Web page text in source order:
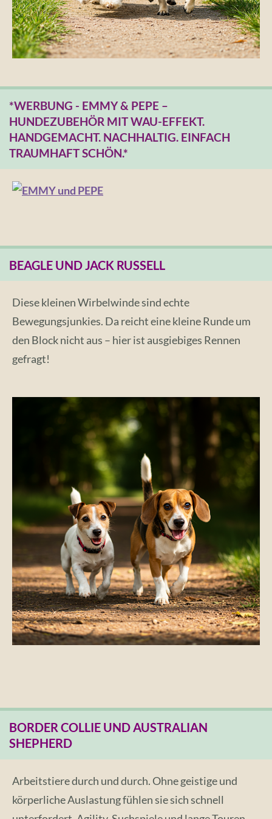
*WERBUNG - EMMY & PEPE –
HUNDEZUBEHÖR MIT WAU-EFFEKT.
HANDGEMACHT. NACHHALTIG. EINFACH
TRAUMHAFT SCHÖN.*
BEAGLE UND JACK RUSSELL
Diese kleinen Wirbelwinde sind echte
Bewegungsjunkies. Da reicht eine kleine Runde um
den Block nicht aus – hier ist ausgiebiges Rennen
gefragt!
BORDER COLLIE UND AUSTRALIAN
SHEPHERD
Arbeitstiere durch und durch. Ohne geistige und
körperliche Auslastung fühlen sie sich schnell